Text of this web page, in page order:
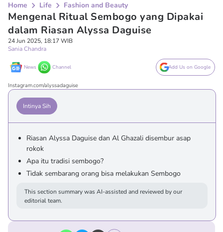
Home Life Fashion and Beauty
Mengenal Ritual Sembogo yang Dipakai
dalam Riasan Alyssa Daguise
24 Jun 2025, 18:17 WIB
Sania Chandra
News Channel Add Us on Google
Instagram.com/alyssadaguise
Intinya Sih
Riasan Alyssa Daguise dan Al Ghazali disembur asap
rokok
Apa itu tradisi sembogo?
Tidak sembarang orang bisa melakukan Sembogo
This section summary was AI-assisted and reviewed by our
editorial team.